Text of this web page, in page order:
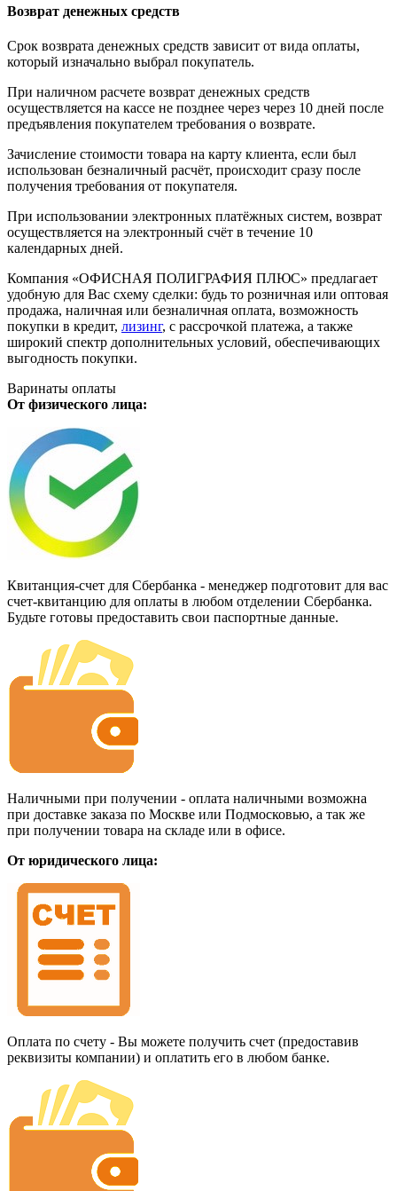
Возврат денежных средств
Срок возврата денежных средств зависит от вида оплаты,
который изначально выбрал покупатель.
При наличном расчете возврат денежных средств
осуществляется на кассе не позднее через через 10 дней после
предъявления покупателем требования о возврате.
Зачисление стоимости товара на карту клиента, если был
использован безналичный расчёт, происходит сразу после
получения требования от покупателя.
При использовании электронных платёжных систем, возврат
осуществляется на электронный счёт в течение 10
календарных дней.
Компания «ОФИСНАЯ ПОЛИГРАФИЯ ПЛЮС» предлагает
удобную для Вас схему сделки: будь то розничная или оптовая
продажа, наличная или безналичная оплата, возможность
покупки в кредит, лизинг, с рассрочкой платежа, а также
широкий спектр дополнительных условий, обеспечивающих
выгодность покупки.
Варинаты оплаты
От физического лица:
Квитанция-счет для Сбербанка - менеджер подготовит для вас
счет-квитанцию для оплаты в любом отделении Сбербанка.
Будьте готовы предоставить свои паспортные данные.
Наличными при получении - оплата наличными возможна
при доставке заказа по Москве или Подмосковью, а так же
при получении товара на складе или в офисе.
От юридического лица:
Оплата по счету - Вы можете получить счет (предоставив
реквизиты компании) и оплатить его в любом банке.